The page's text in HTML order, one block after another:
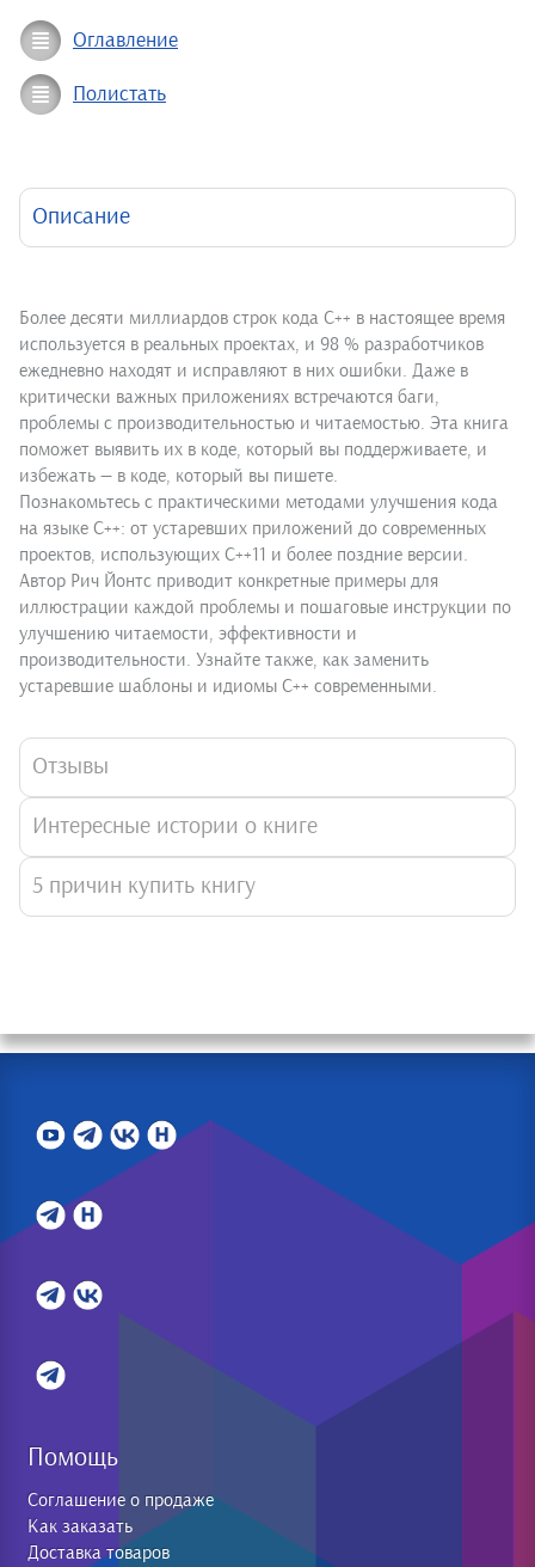
Оглавление
Полистать
Описание
Более десяти миллиардов строк кода C++ в настоящее время
используется в реальных проектах, и 98 % разработчиков
ежедневно находят и исправляют в них ошибки. Даже в
критически важных приложениях встречаются баги,
проблемы с производительностью и читаемостью. Эта книга
поможет выявить их в коде, который вы поддерживаете, и
избежать — в коде, который вы пишете.
Познакомьтесь с практическими методами улучшения кода
на языке C++: от устаревших приложений до современных
проектов, использующих C++11 и более поздние версии.
Автор Рич Йонтс приводит конкретные примеры для
иллюстрации каждой проблемы и пошаговые инструкции по
улучшению читаемости, эффективности и
производительности. Узнайте также, как заменить
устаревшие шаблоны и идиомы C++ современными.
Отзывы
Интересные истории о книге
5 причин купить книгу
Помощь
Соглашение о продаже
Как заказать
Доставка товаров